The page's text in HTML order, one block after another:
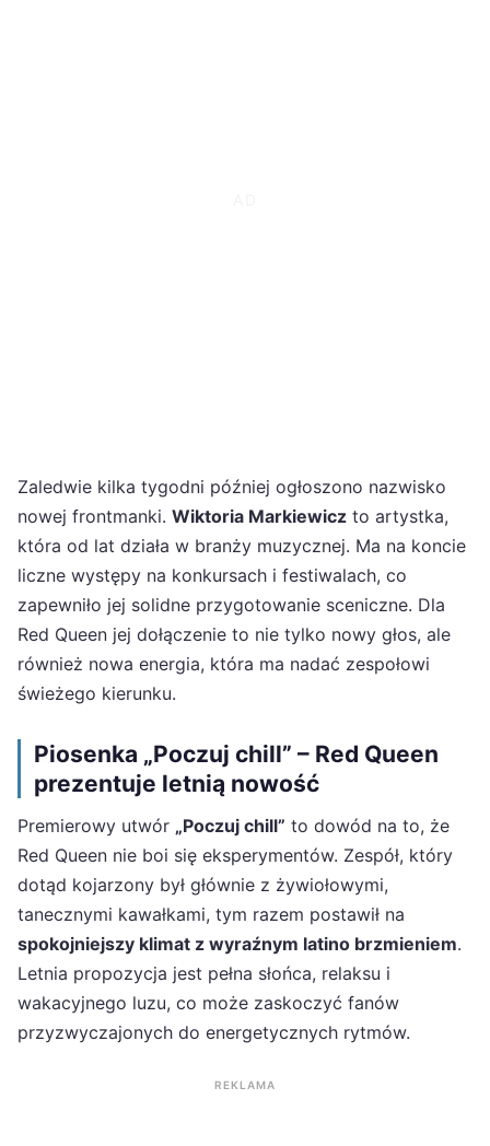
Zaledwie kilka tygodni później ogłoszono nazwisko
nowej frontmanki. Wiktoria Markiewicz to artystka,
która od lat działa w branży muzycznej. Ma na koncie
liczne występy na konkursach i festiwalach, co
zapewniło jej solidne przygotowanie sceniczne. Dla
Red Queen jej dołączenie to nie tylko nowy głos, ale
również nowa energia, która ma nadać zespołowi
świeżego kierunku.
Piosenka „Poczuj chill” – Red Queen
prezentuje letnią nowość
Premierowy utwór „Poczuj chill” to dowód na to, że
Red Queen nie boi się eksperymentów. Zespół, który
dotąd kojarzony był głównie z żywiołowymi,
tanecznymi kawałkami, tym razem postawił na
spokojniejszy klimat z wyraźnym latino brzmieniem.
Letnia propozycja jest pełna słońca, relaksu i
wakacyjnego luzu, co może zaskoczyć fanów
przyzwyczajonych do energetycznych rytmów.
REKLAMA